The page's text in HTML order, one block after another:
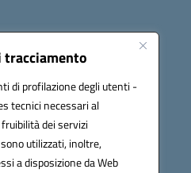
di profilazione degli utenti -
tecnici necessari al
dei servizi
utilizzati, inoltre,
a disposizione da Web